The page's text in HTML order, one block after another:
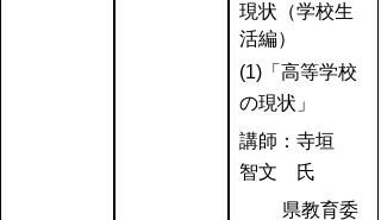
現状（学校生
活編）
(1)「高等学校
の現状」
講師：寺垣
智文 氏
県教育委